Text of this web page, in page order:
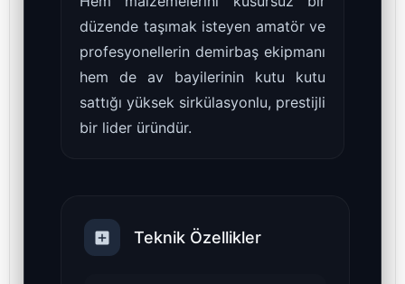
düzende taşımak isteyen amatör ve
profesyonellerin demirbaş ekipmanı
hem de av bayilerinin kutu kutu
sattığı yüksek sirkülasyonlu, prestijli
bir lider üründür.
Teknik Özellikler